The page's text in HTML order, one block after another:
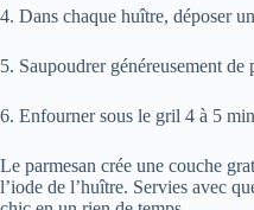
4. Dans chaque huître, déposer
5. Saupoudrer généreusement
6. Enfourner sous le gril 4 à 5
Le parmesan crée une couche
l’iode de l’huître. Servies avec